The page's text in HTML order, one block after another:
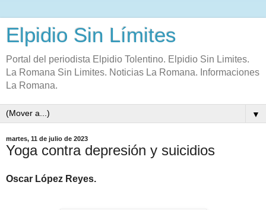
Elpidio Sin Límites
Portal del periodista Elpidio Tolentino. Elpidio Sin Limites.
La Romana Sin Limites. Noticias La Romana. Informaciones
La Romana.
▼
martes, 11 de julio de 2023
Yoga contra depresión y suicidios
Oscar López Reyes.